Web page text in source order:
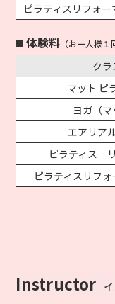
ピラティスリフォ
体験料 （お一人様１
クラ
マット ピ
ヨガ（マ
エアリア
ピラティス
ピラティスリフ
Instructor